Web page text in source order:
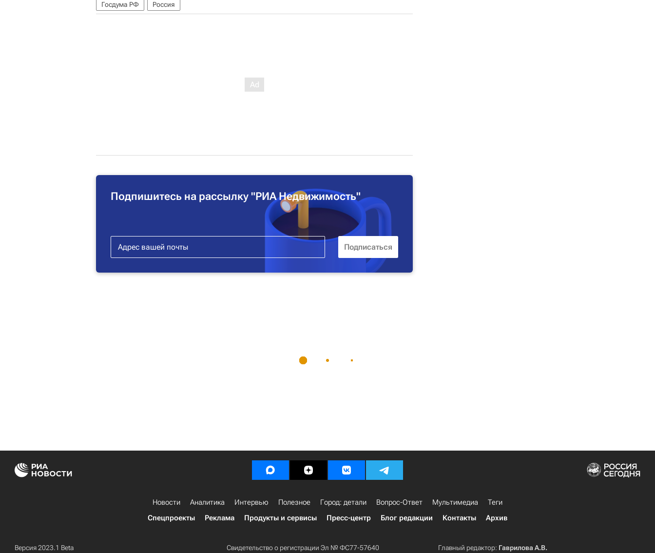
Госдума РФ Россия
Подпишитесь на рассылку "РИА Недвижимость"
Новости Аналитика Интервью Полезное Город: детали Вопрос-Ответ Мультимедиа
Теги
Спецпроекты
Реклама Продукты и сервисы Пресс-центр Блог редакции Контакты Архив
Версия 2023.1 Beta Свидетельство о регистрации Эл № ФС77-57640 Главный редактор: Гаврилова А.В.